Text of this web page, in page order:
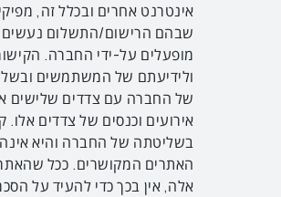
אינטרנט אחרים ובכלל זה,
שבהם הרישום/התשלום
מופעלים על-ידי החברה.
ולידיעתם של המשתמשים
של החברה עם צדדים שלישים
אירועים וכנסים של צדדים אלו.
בשליטתה של החברה והיא
האתרים המקושרים. ככל שהאתר
אלה, אין בכך כדי להעיד על